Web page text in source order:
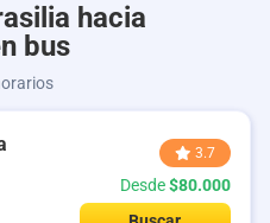
hacia
bus
3.7
Desde$80.000